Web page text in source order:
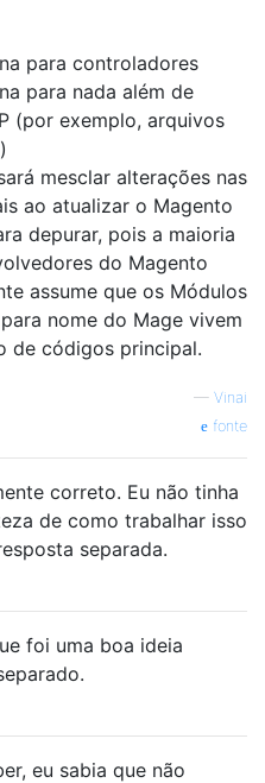
para controladores
para nada além de
(por exemplo, arquivos
)
mesclar alterações nas
ao atualizar o Magento
depurar, pois a maioria
do Magento
assume que os Módulos
nome do Mage vivem
de códigos principal.
— Vinai
fonte
correto. Eu não tinha
de como trabalhar isso
separada.
foi uma boa ideia
eu sabia que não